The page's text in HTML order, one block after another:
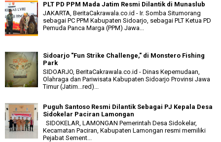
PLT PD PPM Mada Jatim Resmi Dilantik di Munaslub
JAKARTA, BeritaCakrawala.co.id - Ir. Somba Situmorang
sebagai PC PPM Kabupaten Sidoarjo, sebagai PLT Ketua PD
Pemuda Panca Marga (PPM) Jawa...
Sidoarjo "Fun Strike Challenge," di Monstero Fishing
Park
SIDOARJO, BeritaCakrawala.co.id - Dinas Kepemudaan,
Olahraga dan Pariwisata Kabupaten Sidoarjo Provinsi Jawa
Timur (Jatim...red)...
Puguh Santoso Resmi Dilantik Sebagai PJ Kepala Desa
Sidokelar Paciran Lamongan
SIDOKELAR, LAMONGAN Pemerintah Desa Sidokelar,
Kecamatan Paciran, Kabupaten Lamongan resmi memiliki
Pejabat Sement...